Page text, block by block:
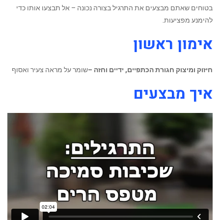
בטוחים שאתם מבצעים את התרגיל בצורה נכונה – אל תבצעו אותו כדי
להימנע מפציעות.
אימון ראשון
חיזוק ומיצוק חגורת הכתפיים, ידיים וחזה –שומר על מראה צעיר ואסוף
איך מבצעים